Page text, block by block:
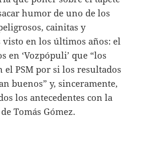
humor de uno de los
cainitas y
en los últimos años: el
en ‘Vozpópuli’ que “los
PSM por si los resultados
buenos” y, sinceramente,
los antecedentes con la
Tomás Gómez.